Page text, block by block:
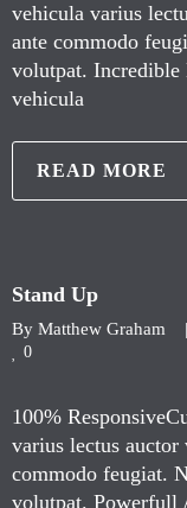
vehicula varius
ante commodo
volutpat. Incredible
vehicula
READ MORE
Stand Up
By Matthew Graham |
0
100%
varius lectus
commodo feugiat.
volutpat. Powerfull